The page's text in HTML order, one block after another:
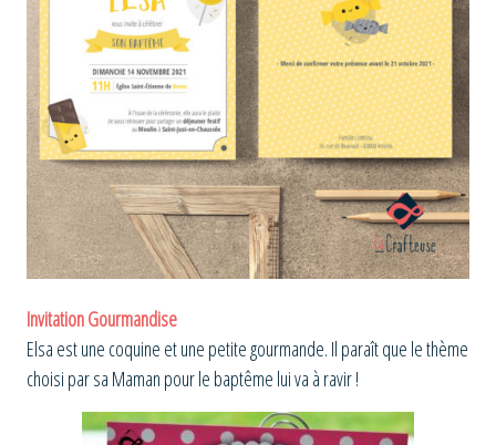
Invitation Gourmandise
Elsa est une coquine et une petite gourmande. Il paraît que le thème
choisi par sa Maman pour le baptême lui va à ravir !